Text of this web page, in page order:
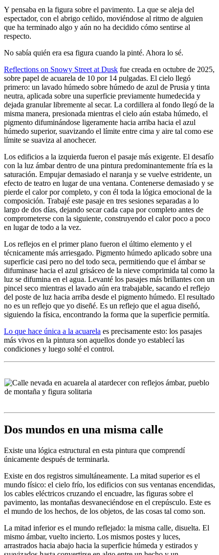
Y pensaba en la figura sobre el pavimento. La que se aleja del
espectador, con el abrigo ceñido, moviéndose al ritmo de alguien
que ha terminado algo y aún no ha decidido cómo sentirse al
respecto.
No sabía quién era esa figura cuando la pinté. Ahora lo sé.
Reflections on Snowy Street at Dusk fue creada en octubre de 2025,
sobre papel de acuarela de 10 por 14 pulgadas. El cielo llegó
primero: un lavado húmedo sobre húmedo de azul de Prusia y tinta
neutra, aplicada sobre una superficie previamente humedecida y
dejada granular libremente al secar. La cordillera al fondo llegó de la
misma manera, presionada mientras el cielo aún estaba húmedo, el
pigmento difuminándose ligeramente hacia arriba hacia el azul
húmedo superior, suavizando el límite entre cima y aire tal como ese
límite se suaviza al anochecer.
Los edificios a la izquierda fueron el pasaje más exigente. El desafío
con la luz ámbar dentro de una pintura predominantemente fría es la
saturación. Empujar demasiado el naranja y se vuelve estridente, un
efecto de teatro en lugar de una ventana. Contenerse demasiado y se
pierde el calor por completo, y con él toda la lógica emocional de la
composición. Trabajé este pasaje en tres sesiones separadas a lo
largo de dos días, dejando secar cada capa por completo antes de
comprometerse con la siguiente, construyendo el calor poco a poco
en lugar de todo a la vez.
Los reflejos en el primer plano fueron el último elemento y el
técnicamente más arriesgado. Pigmento húmedo aplicado sobre una
superficie casi pero no del todo seca, permitiendo que el ámbar se
difuminase hacia el azul grisáceo de la nieve comprimida tal como la
luz se difumina en el agua. Levanté los pasajes más brillantes con un
pincel seco mientras el lavado aún era trabajable, sacando el reflejo
del poste de luz hacia arriba desde el pigmento húmedo. El resultado
no es un reflejo que yo diseñé. Es un reflejo que el agua diseñó,
siguiendo la física, encontrando la forma que la superficie permitía.
Lo que hace única a la acuarela es precisamente esto: los pasajes
más vivos en la pintura son aquellos donde yo establecí las
condiciones y luego solté el control.
Dos mundos en una misma calle
Existe una lógica estructural en esta pintura que comprendí
únicamente después de terminarla.
Existe en dos registros simultáneamente. La mitad superior es el
mundo físico: el cielo frío, los edificios con sus ventanas encendidas,
los cables eléctricos cruzando el encuadre, las figuras sobre el
pavimento, las montañas desvaneciéndose en el crepúsculo. Este es
el mundo de los hechos, de los objetos, de las cosas tal como son.
La mitad inferior es el mundo reflejado: la misma calle, disuelta. El
mismo ámbar, vuelto incierto. Los mismos postes y luces,
arrastrados hacia abajo hacia la superficie húmeda y estirados y